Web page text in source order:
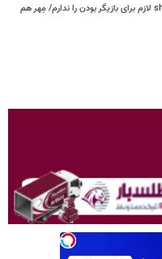
سوسن پرور: دیگر «عاشق» حرفه‌ام نیستم/ show off لازم برای بازیگر بودن را ندارم/ مِهر هم